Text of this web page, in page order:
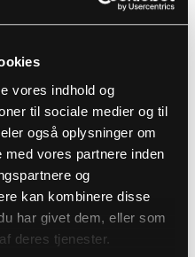
vores indhold og
til sociale medier og til
også oplysninger om
vores partnere inden
og
kan kombinere disse
har givet dem, eller som
deres tjenester.
seler
knap
lår
ankler
53/07